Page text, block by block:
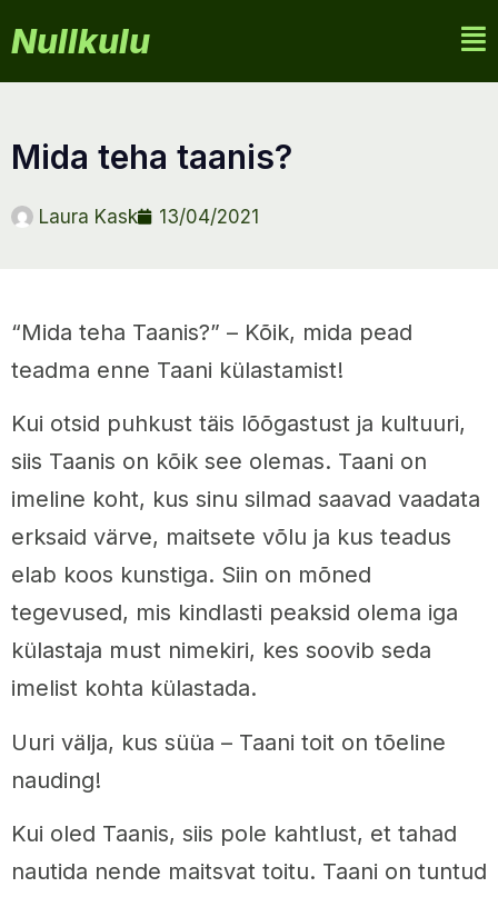
Nullkulu
mida teha taanis?
Laura Kask 13/04/2021
“Mida teha Taanis?” – Kõik, mida pead
teadma enne Taani külastamist!
Kui otsid puhkust täis lõõgastust ja kultuuri,
siis Taanis on kõik see olemas. Taani on
imeline koht, kus sinu silmad saavad vaadata
erksaid värve, maitsete võlu ja kus teadus
elab koos kunstiga. Siin on mõned
tegevused, mis kindlasti peaksid olema iga
külastaja must nimekiri, kes soovib seda
imelist kohta külastada.
Uuri välja, kus süüa – Taani toit on tõeline
nauding!
Kui oled Taanis, siis pole kahtlust, et tahad
nautida nende maitsvat toitu. Taani on tuntud